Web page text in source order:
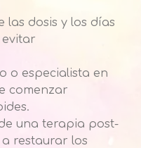
las dosis y los días
o especialista en
comenzar
una terapia post-
restaurar los